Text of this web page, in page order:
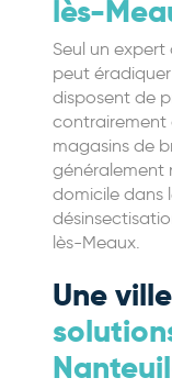
lès-
Seul un
peut
disposent de
contrairement
magasins de
généralement
domicile dans
lès-Meaux.
Une